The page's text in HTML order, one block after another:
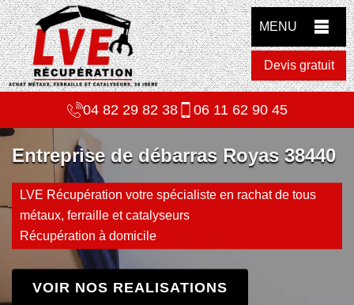
MENU
Devis gratuit
04 82 29 82 38 06 11 62 90 45
Entreprise de débarras Royas 38440
LVE Récupération votre spécialiste en rachat de tous
métaux, ferraille et catalyseurs
Récupération à domicile
VOIR NOS REALISATIONS